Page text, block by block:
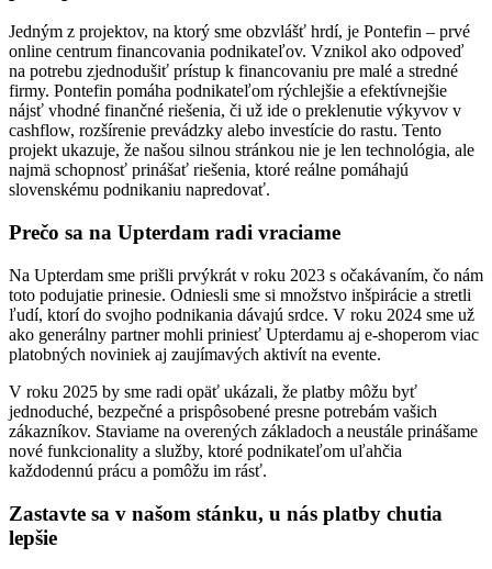
Jedným z projektov, na ktorý sme obzvlášť hrdí, je Pontefin – prvé
online centrum financovania podnikateľov. Vznikol ako odpoveď
na potrebu zjednodušiť prístup k financovaniu pre malé a stredné
firmy. Pontefin pomáha podnikateľom rýchlejšie a efektívnejšie
nájsť vhodné finančné riešenia, či už ide o preklenutie výkyvov v
cashflow, rozšírenie prevádzky alebo investície do rastu. Tento
projekt ukazuje, že našou silnou stránkou nie je len technológia, ale
najmä schopnosť prinášať riešenia, ktoré reálne pomáhajú
slovenskému podnikaniu napredovať.
Prečo sa na Upterdam radi vraciame
Na Upterdam sme prišli prvýkrát v roku 2023 s očakávaním, čo nám
toto podujatie prinesie. Odniesli sme si množstvo inšpirácie a stretli
ľudí, ktorí do svojho podnikania dávajú srdce. V roku 2024 sme už
ako generálny partner mohli priniesť Upterdamu aj e-shoperom viac
platobných noviniek aj zaujímavých aktivít na evente.
V roku 2025 by sme radi opäť ukázali, že platby môžu byť
jednoduché, bezpečné a prispôsobené presne potrebám vašich
zákazníkov. Staviame na overených základoch a neustále prinášame
nové funkcionality a služby, ktoré podnikateľom uľahčia
každodennú prácu a pomôžu im rásť.
Zastavte sa v našom stánku, u nás platby chutia
lepšie